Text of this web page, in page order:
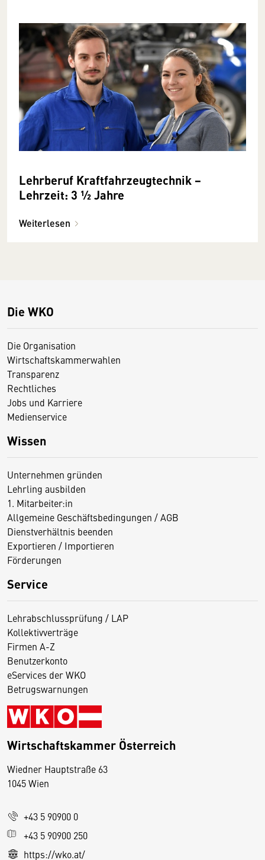
Lehrberuf Kraftfahrzeugtechnik −
Lehrzeit: 3 ½ Jahre
Weiterlesen
Die WKO
Die Organisation
Wirtschaftskammerwahlen
Transparenz
Rechtliches
Jobs und Karriere
Medienservice
Wissen
Unternehmen gründen
Lehrling ausbilden
1. Mitarbeiter:in
Allgemeine Geschäftsbedingungen / AGB
Dienstverhältnis beenden
Exportieren / Importieren
Förderungen
Service
Lehrabschlussprüfung / LAP
Kollektivverträge
Firmen A-Z
Benutzerkonto
eServices der WKO
Betrugswarnungen
Wirtschaftskammer Österreich
Wiedner Hauptstraße 63
1045 Wien
+43 5 90900 0
+43 5 90900 250
https://wko.at/
D
s
e
S